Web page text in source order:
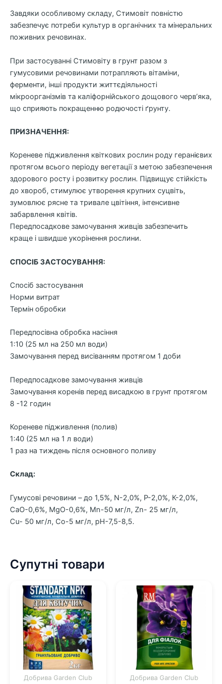
Завдяки особливому складу, Стимовіт повністю
забезпечує потреби культур в органічних та мінеральних
поживних речовинах.
При застосуванні Стимовіту в грунт разом з
гумусовими речовинами потрапляють вітаміни,
ферменти, інші продукти життєдіяльності
мікроорганізмів та каліфорнійського дощового черв’яка,
що сприяють покращенню родючості ґрунту.
ПРИЗНАЧЕННЯ:
Кореневе підживлення квіткових рослин роду геранієвих
протягом всього періоду вегетації з метою забезпечення
здорового росту і розвитку рослин. Підвищує стійкість
до хвороб, стимулює утворення крупних суцвіть,
зумовлює рясне та тривале цвітіння, інтенсивне
забарвлення квітів.
Передпосадкове замочування живців забезпечить
краще і швидше укорінення рослини.
СПОСІБ ЗАСТОСУВАННЯ:
Спосіб застосування
Норми витрат
Термін обробки
Передпосівна обробка насіння
1:10 (25 мл на 250 мл води)
Замочування перед висіванням протягом 1 доби
Передпосадкове замочування живців
Замочування коренів перед висадкою в грунт протягом
8 -12 годин
Кореневе підживлення (полив)
1:40 (25 мл на 1 л води)
1 раз на тиждень після основного поливу
Склад:
Гумусові речовини – до 1,5%, N-2,0%, Р-2,0%, К-2,0%,
СаО-0,6%, MgО-0,6%, Mn-50 мг/л, Zn- 25 мг/л,
Cu- 50 мг/л, Со-5 мг/л, рН-7,5-8,5.
Супутні товари
Добрива Garden Club Добрива Garden Club